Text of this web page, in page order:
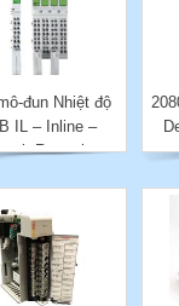
đun Nhiệt độ
IL – Inline –
Rexroth